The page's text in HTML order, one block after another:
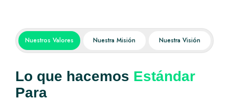
Nuestros Valores Nuestra Misión Nuestra Visión
Lo que hacemos Estándar
Para